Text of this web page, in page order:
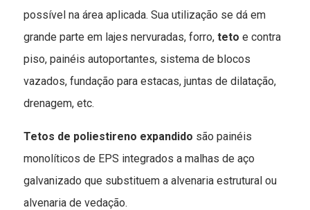
possível na área aplicada. Sua utilização se dá em
grande parte em lajes nervuradas, forro,tetoe contra
piso, painéis autoportantes, sistema de blocos
vazados, fundação para estacas, juntas de dilatação,
drenagem, etc.
Tetos de poliestireno expandido são painéis
monolíticos de EPS integrados a malhas de aço
galvanizado que substituem a alvenaria estrutural ou
alvenaria de vedação.